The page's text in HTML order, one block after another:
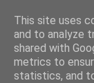
This site uses
and to analyze
shared with
metrics to
statistics, and